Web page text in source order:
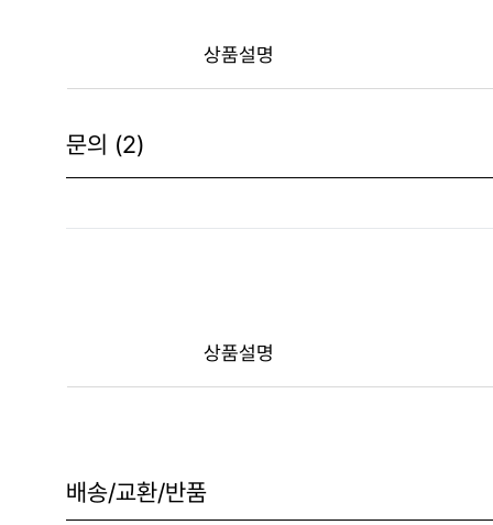
상품설명
문의 (2)
상품설명
배송/교환/반품